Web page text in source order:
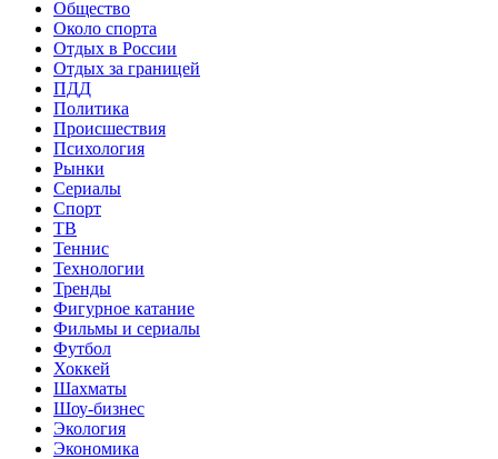
Общество
Около спорта
Отдых в России
Отдых за границей
ПДД
Политика
Происшествия
Психология
Рынки
Сериалы
Спорт
ТВ
Теннис
Технологии
Тренды
Фигурное катание
Фильмы и сериалы
Футбол
Хоккей
Шахматы
Шоу-бизнес
Экология
Экономика